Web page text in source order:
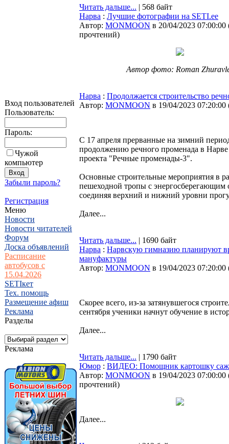
Вход пользователей
Пользователь:
Пароль:
Чужой
компьютер
Забыли пароль?
Регистрация
Меню
Новости
Новости читателей
Форум
Доска объявлений
Расписание
автобусов с
15.04.2026
SETIкет
Тех. помощь
Размещение афиш
Реклама
Разделы
Реклама
Читать дальше... | 568 байт
Нарва : Лучшие фотографии на SETI.ee
Автор: MONMOON в 20/04/2023 07:00:00
прочтений)
Автор фото: Roman
Нарва : Продолжается строительство
Автор: MONMOON в 19/04/2023 07:20:00
С 17 апреля прерванные на зимний
продолжению речного променада в Нарве
проекта "Речные променады-3".
Основные строительные мероприятия в
пешеходной тропы с энергосберегающим
соединяя верхний и нижний уровни
Далее...
Читать дальше... | 1690 байт
Нарва : Нарвскую гимназию планируют
мануфактуры
Автор: MONMOON в 19/04/2023 07:20:00
Скорее всего, из-за затянувшегося
сентября ученики начнут обучение в
Далее...
Читать дальше... | 1790 байт
Юмор : ВИДЕО: Помощник картошку
Автор: MONMOON в 19/04/2023 07:00:00
прочтений)
Далее...